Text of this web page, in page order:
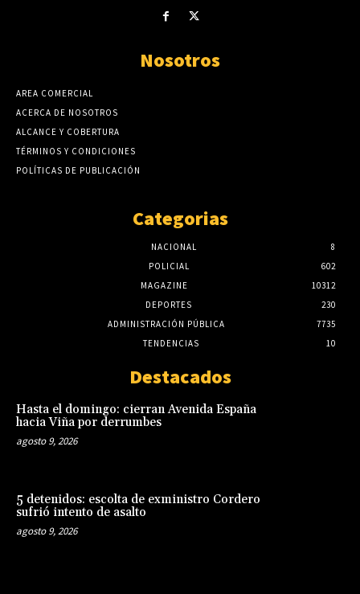
Nosotros
AREA COMERCIAL
ACERCA DE NOSOTROS
ALCANCE Y COBERTURA
TÉRMINOS Y CONDICIONES
POLÍTICAS DE PUBLICACIÓN
Categorias
NACIONAL
8
POLICIAL
602
MAGAZINE
10312
DEPORTES
230
ADMINISTRACIÓN PÚBLICA
7735
TENDENCIAS
10
Destacados
Hasta el domingo: cierran Avenida España
hacia Viña por derrumbes
agosto 9, 2026
5 detenidos: escolta de exministro Cordero
sufrió intento de asalto
agosto 9, 2026